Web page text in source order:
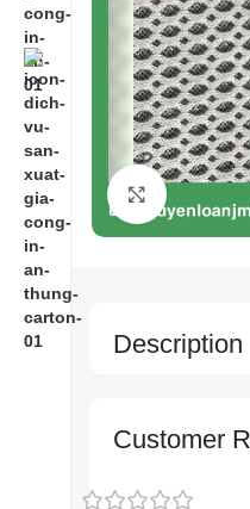
Description
Customer